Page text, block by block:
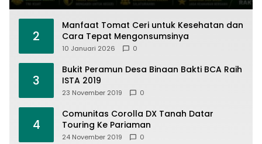
2
Manfaat Tomat Ceri untuk Kesehatan dan
Cara Tepat Mengonsumsinya
10 Januari 2026 0
3
Bukit Peramun Desa Binaan Bakti BCA Raih
ISTA 2019
23 November 2019 0
4
Comunitas Corolla DX Tanah Datar
Touring Ke Pariaman
24 November 2019 0